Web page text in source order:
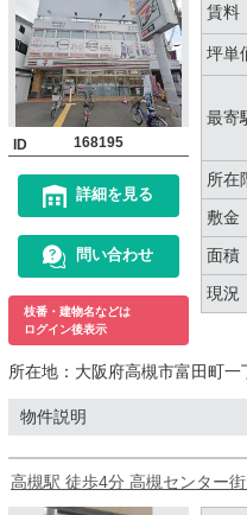
ID 168195
詳細を見る
問い合わせ
枝番・建物名などは
ログイン後表示
賃料
坪単
最寄
所在
敷金
面積
現況
所在地： 大阪府高槻市富田町一
物件説明
高槻駅 徒歩4分 高槻センター